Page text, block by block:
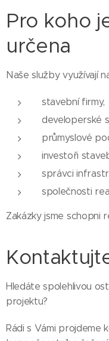
Pro koho
určena
Naše služby využívají
stavební firmy,
developerské
průmyslové
investoři
správci
společnosti
Zakázky jsme schopni
Hledáte spolehlivou
projektu?
Rádi s Vámi projdeme